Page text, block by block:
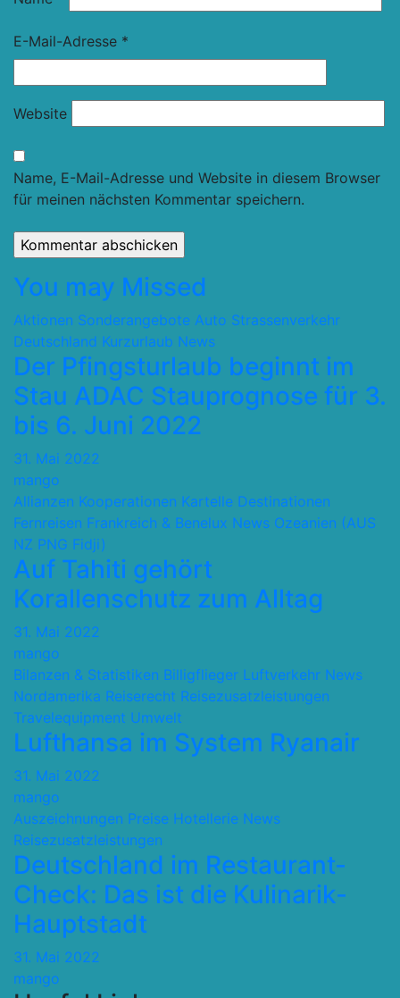
E-Mail-Adresse *
Website
Name, E-Mail-Adresse und Website in diesem Browser
für meinen nächsten Kommentar speichern.
You may Missed
Aktionen Sonderangebote Auto Strassenverkehr
Deutschland Kurzurlaub News
Der Pfingsturlaub beginnt im
Stau ADAC Stauprognose für 3.
bis 6. Juni 2022
31. Mai 2022
mango
Allianzen Kooperationen Kartelle Destinationen
Fernreisen Frankreich & Benelux News Ozeanien (AUS
NZ PNG Fidji)
Auf Tahiti gehört
Korallenschutz zum Alltag
31. Mai 2022
mango
Bilanzen & Statistiken Billigflieger Luftverkehr News
Nordamerika Reiserecht Reisezusatzleistungen
Travelequipment Umwelt
Lufthansa im System Ryanair
31. Mai 2022
mango
Auszeichnungen Preise Hotellerie News
Reisezusatzleistungen
Deutschland im Restaurant-
Check: Das ist die Kulinarik-
Hauptstadt
31. Mai 2022
mango